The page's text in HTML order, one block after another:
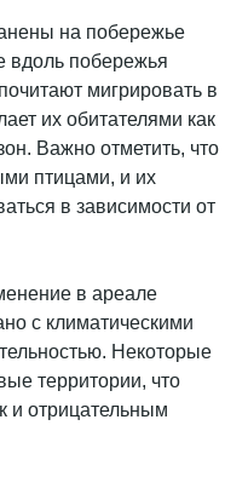
на побережье
вдоль побережья
мигрировать в
их обитателями как
Важно отметить, что
птицами, и их
в зависимости от
в ареале
с климатическими
Некоторые
территории, что
и отрицательным